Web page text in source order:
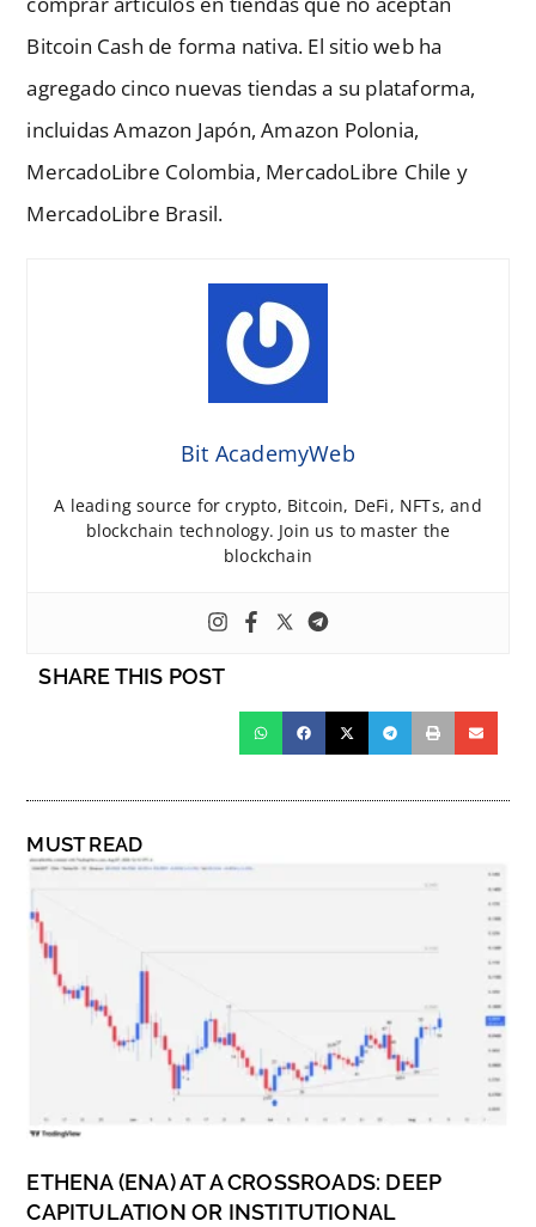
Bitcoin Cash de forma nativa. El sitio web ha
agregado cinco nuevas tiendas a su plataforma,
incluidas Amazon Japón, Amazon Polonia,
MercadoLibre Colombia, MercadoLibre Chile y
MercadoLibre Brasil.
Bit AcademyWeb
A leading source for crypto, Bitcoin, DeFi, NFTs, and
blockchain technology. Join us to master the
blockchain
SHARE THIS POST
MUST READ
ETHENA (ENA) AT A CROSSROADS: DEEP
CAPITULATION OR INSTITUTIONAL